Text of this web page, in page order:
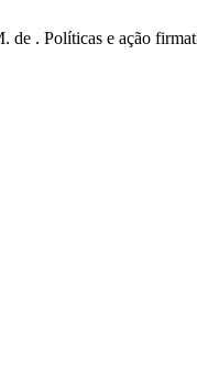
. Políticas e ação